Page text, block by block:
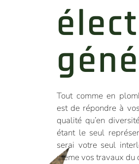
Tout comme en
est de répondre à
qualité qu’en
étant le seul
serai votre seul
même vos travaux du